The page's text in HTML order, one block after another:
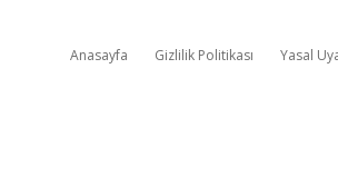
Anasayfa Gizlilik Politikası Yasal